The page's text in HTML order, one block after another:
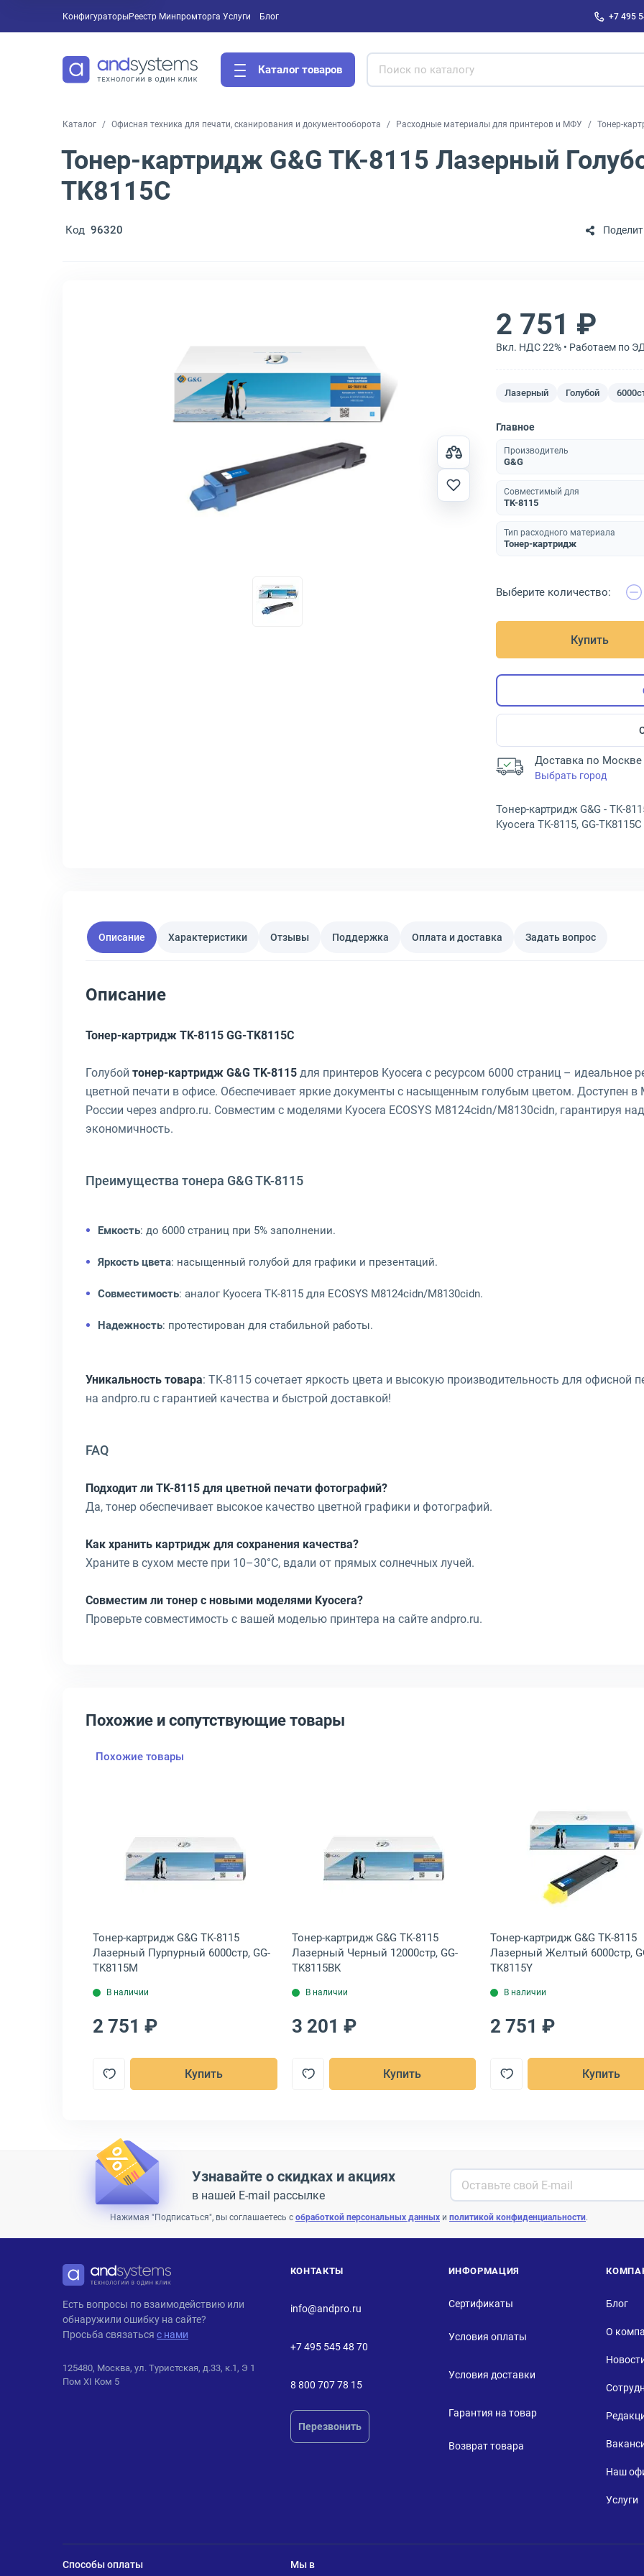
Конфигураторы Услуги
Реестр Минпромторга Блог +7 495
Каталог товаров
Каталог Офисная техника для печати, сканирования и документооборота Расходные материалы для принтеров и МФУ Тонер-
Тонер-картридж G&G TK-8115 Лазерный
TK8115C
Код 96320
2 751 ₽
Вкл. НДС 22% • Работаем по
Лазерный Голубой
Главное
Производитель
G&G
Совместимый для
TK-8115
Тип расходного материала
Тонер-картридж
Выберите количество:
Купить
Доставка по Москве
Выбрать город
Тонер-картридж G&G - TK-
Kyocera TK-8115, GG-TK8115C
Описание Характеристики Отзывы Поддержка Оплата и доставка Задать вопрос
Описание
Тонер-картридж TK-8115 GG-TK8115C
Голубой тонер-картридж G&G TK-8115 для принтеров Kyocera с ресурсом 6000 страниц – идеальное
цветной печати в офисе. Обеспечивает яркие документы с насыщенным голубым цветом. Доступен в
России через andpro.ru. Совместим с моделями Kyocera ECOSYS M8124cidn/M8130cidn, гарантируя
экономичность.
Преимущества тонера G&G TK-8115
Емкость: до 6000 страниц при 5% заполнении.
Яркость цвета: насыщенный голубой для графики и презентаций.
Совместимость: аналог Kyocera TK-8115 для ECOSYS M8124cidn/M8130cidn.
Надежность: протестирован для стабильной работы.
Уникальность товара: TK-8115 сочетает яркость цвета и высокую производительность для офисной
на andpro.ru с гарантией качества и быстрой доставкой!
FAQ
Подходит ли TK-8115 для цветной печати фотографий?
Да, тонер обеспечивает высокое качество цветной графики и фотографий.
Как хранить картридж для сохранения качества?
Храните в сухом месте при 10–30°C, вдали от прямых солнечных лучей.
Совместим ли тонер с новыми моделями Kyocera?
Проверьте совместимость с вашей моделью принтера на сайте andpro.ru.
Похожие и сопутствующие товары
Похожие товары
Лазерный Черный 12000стр, 1T02P30NL0
товар: Тонер-картридж Kyocera TK-8115 Лазерный Желтый 6000стр, 1T02P3ANL0
Открыть товар: Тонер-картридж G&G TK-8115 Лазерный Пурпурный 6000стр, GG-TK8115M
Тонер-картридж G&G TK-8115
Лазерный Пурпурный 6000стр, GG-
TK8115M
В наличии
2 751 ₽
Купить
Открыть товар: Тонер-картридж G&G TK-8115
Тонер-картридж G&G TK-8115
Лазерный Черный 12000стр, GG-
TK8115BK
В наличии
3 201 ₽
Купить
Открыть
Тонер-картридж G&G TK-8115
Лазерный Желтый 6000стр,
TK8115Y
В наличии
2 751 ₽
Купить
Узнавайте о скидках и акциях
в нашей E-mail рассылке
Нажимая "Подписаться", вы соглашаетесь с обработкой персональных данных и политикой конфиденциальности.
ANDPRO
Есть вопросы по взаимодействию или
обнаружили ошибку на сайте?
Просьба связаться с нами
125480, Москва, ул. Туристская, д.33, к.1, Э 1
Пом XI Ком 5
КОНТАКТЫ
info@andpro.ru
+7 495 545 48 70
8 800 707 78 15
Перезвонить
ИНФОРМАЦИЯ
Сертификаты
Условия оплаты
Условия доставки
Гарантия на товар
Возврат товара
Блог
О
Наш
Услуги
Способы оплаты
Мы в